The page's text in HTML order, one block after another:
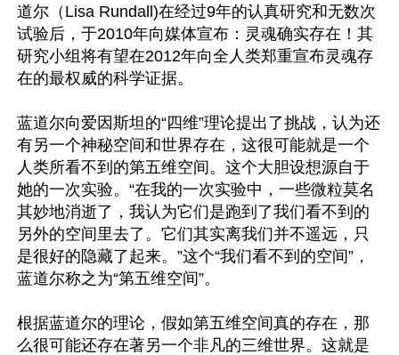
道尔（Lisa Rundall)在经过9年的认真研究和无数次
试验后，于2010年向媒体宣布：灵魂确实存在！其
研究小组将有望在2012年向全人类郑重宣布灵魂存
在的最权威的科学证据。
蓝道尔向爱因斯坦的“四维”理论提出了挑战，认为还
有另一个神秘空间和世界存在，这很可能就是一个
人类所看不到的第五维空间。这个大胆设想源自于
她的一次实验。“在我的一次实验中，一些微粒莫名
其妙地消逝了，我认为它们是跑到了我们看不到的
另外的空间里去了。它们其实离我们并不遥远，只
是很好的隐藏了起来。”这个“我们看不到的空间”，
蓝道尔称之为“第五维空间”。
根据蓝道尔的理论，假如第五维空间真的存在，那
么很可能还存在著另一个非凡的三维世界。这就是